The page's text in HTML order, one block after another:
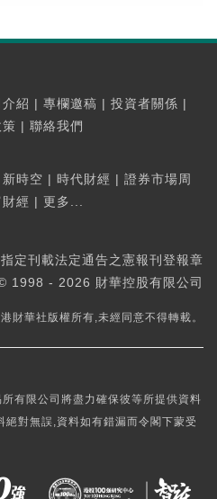
紹 | 專欄邀稿 | 投資者關係 |
| 聯絡我們
新時空 | 時代財經 | 證券市場周
經 | 更多...
定刊載法定通告之憲報刊登報章
1998 - 2026 財華控股有限公司
財華社版權所有,未經同意不得轉載。
有限公司將盡力確保彼等所提供資料
對無誤,資料如有錯漏而令閣下蒙受